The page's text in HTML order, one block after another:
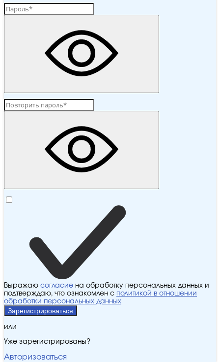
Выражаю согласие на обработку персональных данных и
подтверждаю, что ознакомлен с политикой в отношении
обработки персональных данных
Зарегистрироваться
или
Уже зарегистрированы?
Авторизоваться